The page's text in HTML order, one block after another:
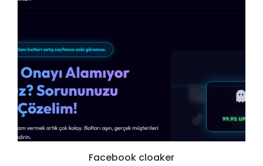
Facebook cloaker